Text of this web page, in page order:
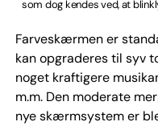
som dog kendes ved, at
Farveskærmen er
kan opgraderes til syv
noget kraftigere
m.m. Den moderate
nye skærmsystem er